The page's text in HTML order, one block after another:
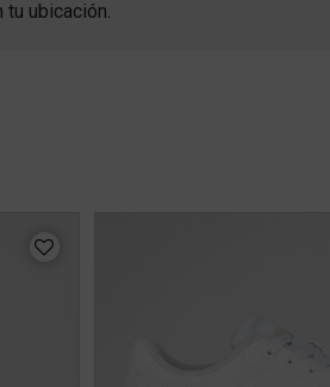
ubicación.